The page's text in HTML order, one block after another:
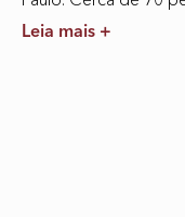
Leia mais +